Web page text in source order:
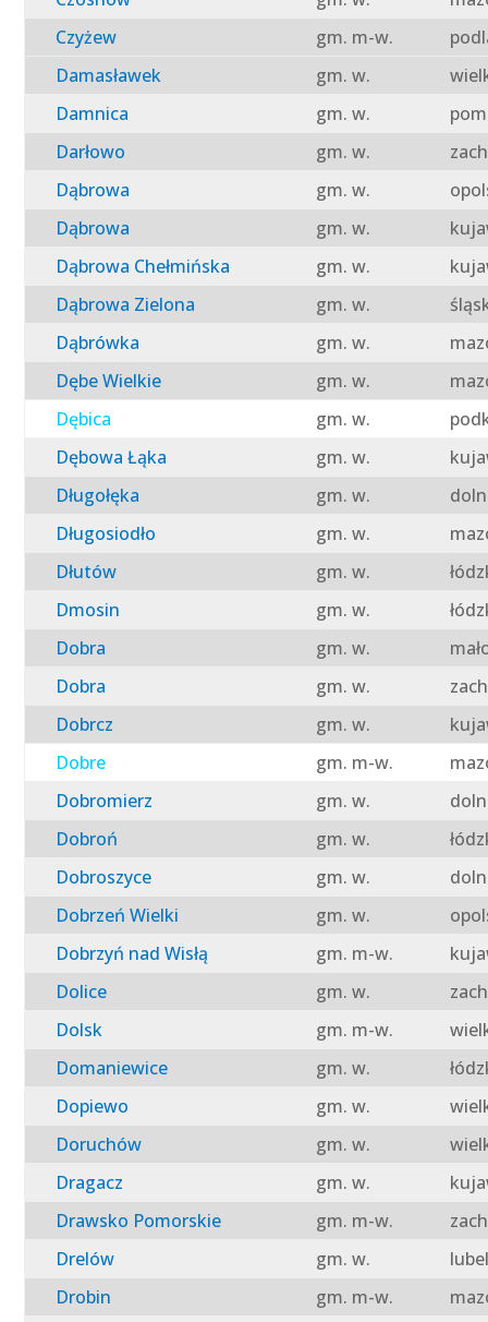
Czyżew
gm. m-w.
Damasławek
gm. w.
Damnica
gm. w.
Darłowo
gm. w.
Dąbrowa
gm. w.
Dąbrowa
gm. w.
Dąbrowa Chełmińska
gm. w.
Dąbrowa Zielona
gm. w.
Dąbrówka
gm. w.
Dębe Wielkie
gm. w.
Dębica
gm. w.
Dębowa Łąka
gm. w.
Długołęka
gm. w.
Długosiodło
gm. w.
Dłutów
gm. w.
Dmosin
gm. w.
Dobra
gm. w.
Dobra
gm. w.
Dobrcz
gm. w.
Dobre
gm. m-w.
Dobromierz
gm. w.
Dobroń
gm. w.
Dobroszyce
gm. w.
Dobrzeń Wielki
gm. w.
Dobrzyń nad Wisłą
gm. m-w.
Dolice
gm. w.
Dolsk
gm. m-w.
Domaniewice
gm. w.
Dopiewo
gm. w.
Doruchów
gm. w.
Dragacz
gm. w.
Drawsko Pomorskie
gm. m-w.
Drelów
gm. w.
Drobin
gm. m-w.